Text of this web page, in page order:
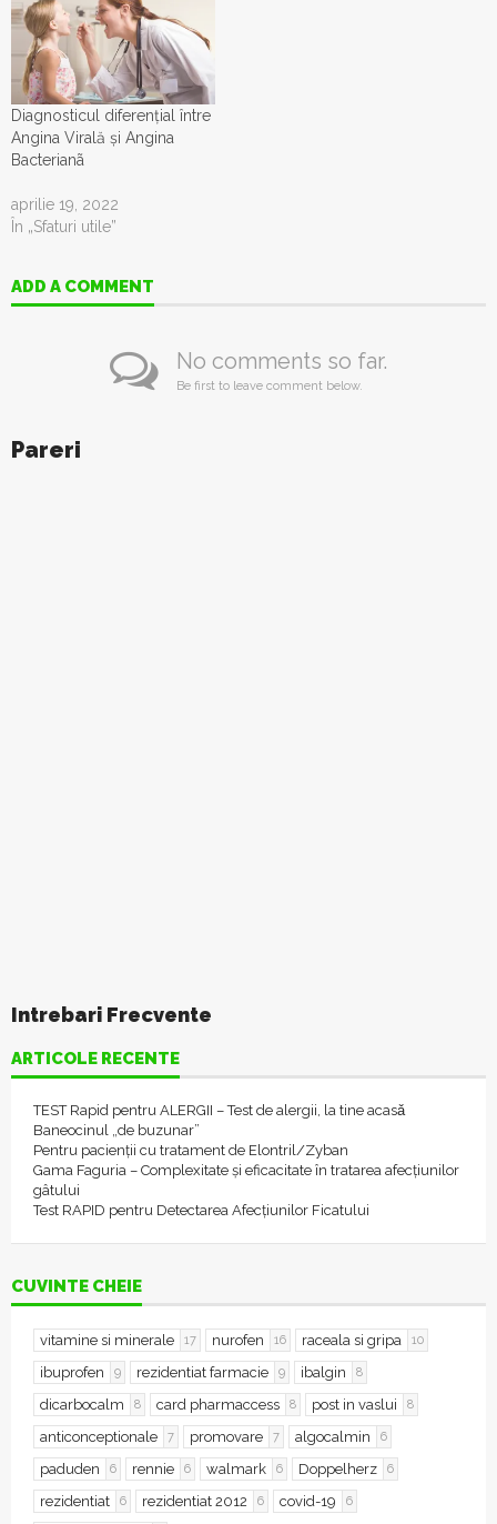
Diagnosticul diferențial între
Angina Virală și Angina
Bacterianã
aprilie 19, 2022
În „Sfaturi utile”
ADD A COMMENT
No comments so far.
Be first to leave comment below.
Pareri
Intrebari Frecvente
ARTICOLE RECENTE
TEST Rapid pentru ALERGII – Test de alergii, la tine acasǎ
Baneocinul „de buzunar”
Pentru pacienții cu tratament de Elontril/Zyban
Gama Faguria – Complexitate și eficacitate în tratarea afecțiunilor
gâtului
Test RAPID pentru Detectarea Afecțiunilor Ficatului
CUVINTE CHEIE
vitamine si minerale 17 nurofen 16 raceala si gripa 10
ibuprofen 9 rezidentiat farmacie 9 ibalgin 8
dicarbocalm 8 card pharmaccess 8 post in vaslui 8
anticonceptionale 7 promovare 7 algocalmin 6
paduden 6 rennie 6 walmark 6 Doppelherz 6
rezidentiat 6 rezidentiat 2012 6 covid-19 6